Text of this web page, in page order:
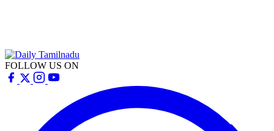
FOLLOW US ON